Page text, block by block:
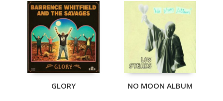
GLORY NO MOON ALBUM